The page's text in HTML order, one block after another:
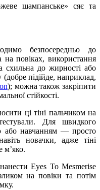
шампанське» сяє та
безпосередньо до
повіках, використання
схильна до жирності або
підійде, наприклад,
); можна також закріпити
стійкості.
ці тіні пальчиком на
Для швидкого
або навчанням — просто
новачки, адже тіні
м’яко.
Eyes To Mesmerise
на повіки та потім